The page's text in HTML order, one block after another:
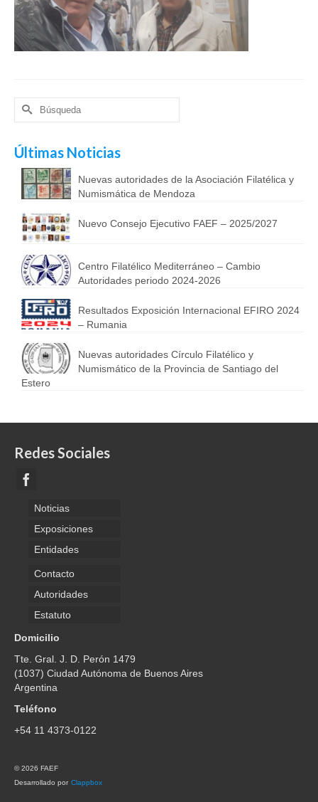
Buscar
por:
Últimas Noticias
Nuevas autoridades de la Asociación Filatélica y
Numismática de Mendoza
Nuevo Consejo Ejecutivo FAEF – 2025/2027
Centro Filatélico Mediterráneo – Cambio
Autoridades periodo 2024-2026
Resultados Exposición Internacional EFIRO 2024
– Rumania
Nuevas autoridades Círculo Filatélico y
Numismático de la Provincia de Santiago del
Estero
Redes Sociales
Noticias
Exposiciones
Entidades
Contacto
Autoridades
Estatuto
Domicilio
Tte. Gral. J. D. Perón 1479
(1037) Ciudad Autónoma de Buenos Aires
Argentina
Teléfono
+54 11 4373-0122
© 2026 FAEF
Desarrollado por Clappbox